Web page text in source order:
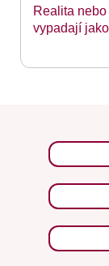
Realita
vypadají